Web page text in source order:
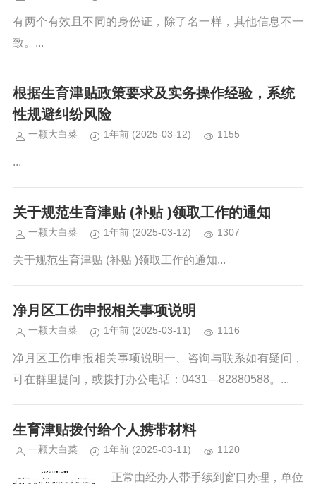
有两个有效且不同的身份证，除了名一样，其他信息不一
致。...
根据生育津贴政策要求及实务操作经验，系统
性规避纠纷风险
一颗大白菜 1年前 (2025-03-12) 1155
...
关于规范生育津贴 (补贴 )领取工作的通知
一颗大白菜 1年前 (2025-03-12) 1307
关于规范生育津贴 (补贴 )领取工作的通知...
净月区工伤申报相关事项说明
一颗大白菜 1年前 (2025-03-11) 1116
净月区工伤申报相关事项说明一、咨询与联系如有疑问，
可在群里提问，或拨打办公电话：0431—82880588。...
生育津贴拨付给个人携带材料
一颗大白菜 1年前 (2025-03-11) 1120
正常由经办人带手续到窗口办理，单位